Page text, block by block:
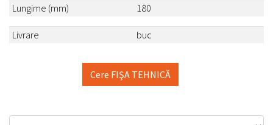
Lungime (mm) 180
Livrare buc
Cere FIŞA TEHNICĂ